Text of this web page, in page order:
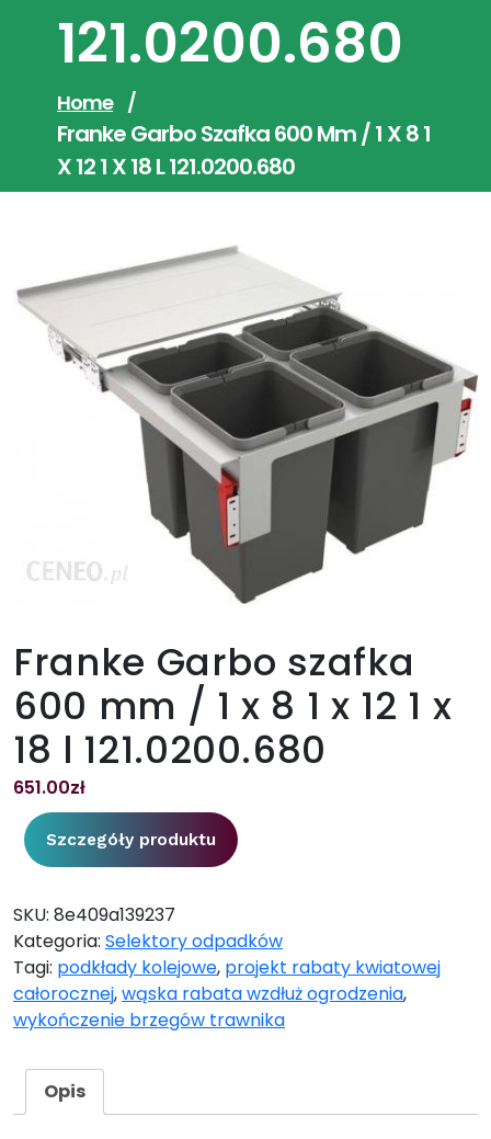
121.0200.680
Home /
Franke Garbo Szafka 600 Mm / 1 X 8 1
X 12 1 X 18 L 121.0200.680
Franke Garbo szafka
600 mm / 1 x 8 1 x 12 1 x
18 l 121.0200.680
651.00zł
Szczegóły produktu
SKU: 8e409a139237
Kategoria: Selektory odpadków
Tagi: podkłady kolejowe, projekt rabaty kwiatowej
całorocznej,wąska rabata wzdłuż ogrodzenia,
wykończenie brzegów trawnika
Opis